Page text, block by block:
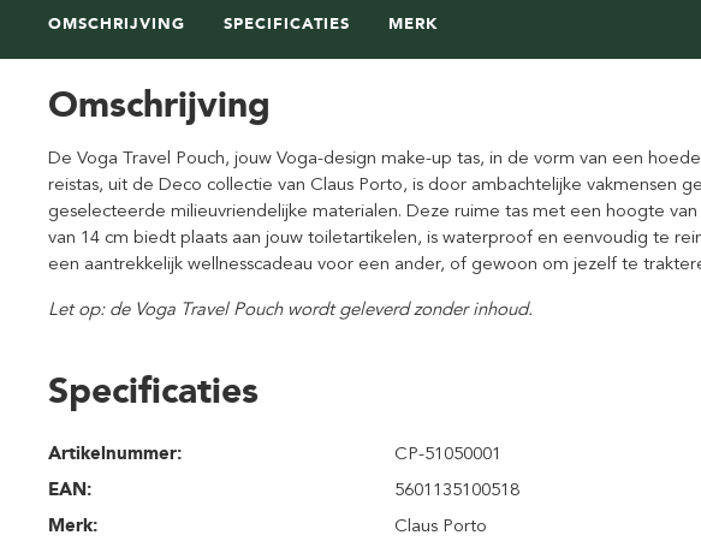
OMSCHRIJVING SPECIFICATIES MERK
Omschrijving
De Voga Travel Pouch, jouw Voga-design make-up tas, in de vorm van een
reistas, uit de Deco collectie van Claus Porto, is door ambachtelijke vakmensen
geselecteerde milieuvriendelijke materialen. Deze ruime tas met een hoogte
van 14 cm biedt plaats aan jouw toiletartikelen, is waterproof en eenvoudig te
een aantrekkelijk wellnesscadeau voor een ander, of gewoon om jezelf te
Let op: de Voga Travel Pouch wordt geleverd zonder inhoud.
Specificaties
Artikelnummer:
CP-51050001
EAN:
5601135100518
Merk:
Claus Porto